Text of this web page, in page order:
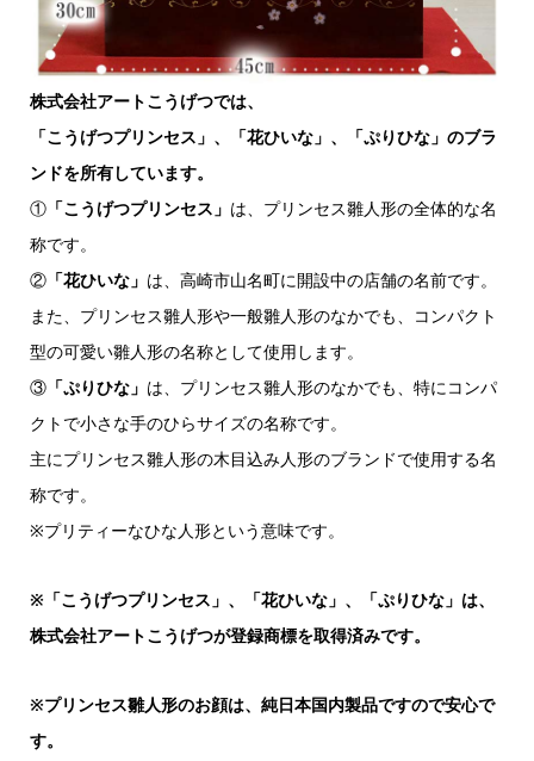
株式会社アートこうげつでは、
「こうげつプリンセス」、「花ひいな」、「ぷりひな」のブラ
ンドを所有しています。
①「こうげつプリンセス」 は、プリンセス雛人形の全体的な名
称です。
②「花ひいな」 は、高崎市山名町に開設中の店舗の名前です。
また、プリンセス雛人形や一般雛人形のなかでも、コンパクト
型の可愛い雛人形の名称として使用します。
③「ぷりひな」 は、プリンセス雛人形のなかでも、特にコンパ
クトで小さな手のひらサイズの名称です。
主にプリンセス雛人形の木目込み人形のブランドで使用する名
称です。
※プリティーなひな人形という意味です。
※「こうげつプリンセス」、「花ひいな」、「ぷりひな」は、
株式会社アートこうげつが登録商標を取得済みです。
※プリンセス雛人形のお顔は、純日本国内製品ですので安心で
す。